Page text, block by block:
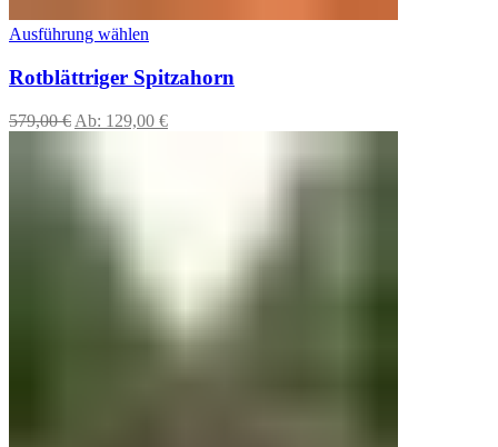
Ausführung wählen
Rotblättriger Spitzahorn
579,00€ Ab: 129,00 €